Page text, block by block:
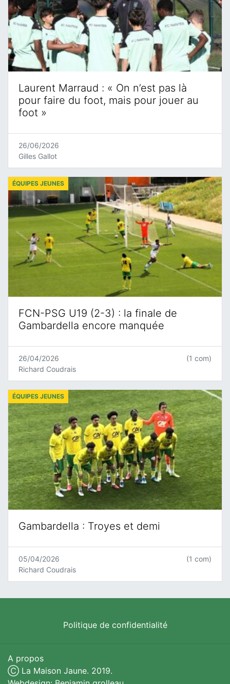
Laurent Marraud : « On n’est pas là
pour faire du foot, mais pour jouer au
foot »
26/06/2026
Gilles Gallot
FCN-PSG U19 (2-3) : la finale de
Gambardella encore manquée
ÉQUIPES JEUNES
26/04/2026
Richard Coudrais
(1 com)
Gambardella : Troyes et demi
ÉQUIPES JEUNES
05/04/2026
Richard Coudrais
(1 com)
Politique de confidentialité
A propos
Ⓒ La Maison Jaune. 2019.